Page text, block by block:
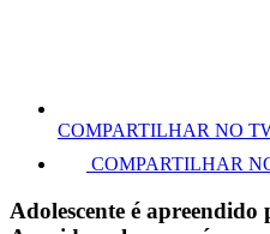
COMPARTILHAR NO
COMPARTILHAR
Adolescente é